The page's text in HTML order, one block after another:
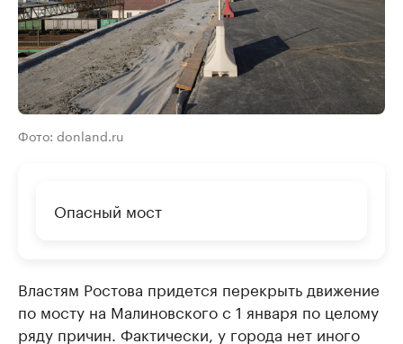
Фото: donland.ru
Опасный мост
Властям Ростова придется перекрыть движение
по мосту на Малиновского с 1 января по целому
ряду причин. Фактически, у города нет иного